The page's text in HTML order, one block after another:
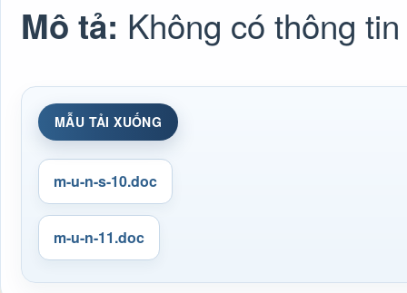
Mô tả: Không có thông tin
MẪU TẢI XUỐNG
m-u-n-s-10.doc
m-u-n-11.doc